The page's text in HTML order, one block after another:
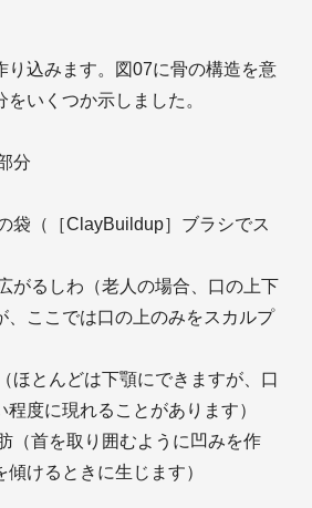
り込みます。図07に骨の構造を意
いくつか示しました。
分
袋（［ClayBuildup］ブラシでス
がるしわ（老人の場合、口の上下
、ここでは口の上のみをスカルプ
ほとんどは下顎にできますが、口
度に現れることがあります）
（首を取り囲むように凹みを作
けるときに生じます）